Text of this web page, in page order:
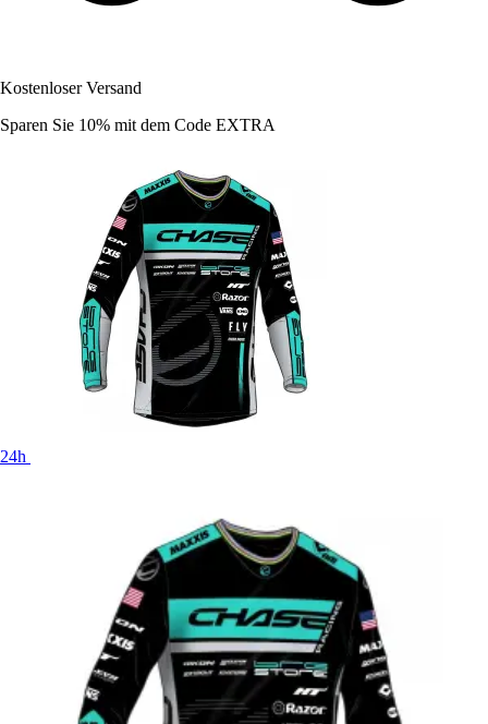
Kostenloser Versand
Sparen Sie 10% mit dem Code EXTRA
24h